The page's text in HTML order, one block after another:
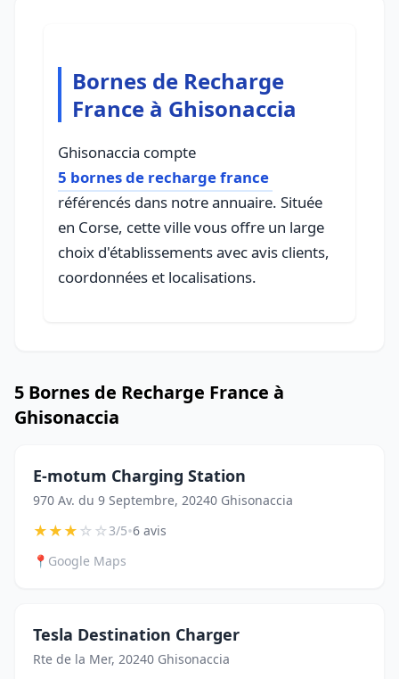
Bornes de Recharge
France à Ghisonaccia
Ghisonaccia compte
5 bornes de recharge france
référencés dans notre annuaire. Située
en Corse, cette ville vous offre un large
choix d'établissements avec avis clients,
coordonnées et localisations.
5 Bornes de Recharge France à
Ghisonaccia
E-motum Charging Station
970 Av. du 9 Septembre, 20240 Ghisonaccia
★★★☆☆3/5•6 avis
📍 Google Maps
Tesla Destination Charger
Rte de la Mer, 20240 Ghisonaccia